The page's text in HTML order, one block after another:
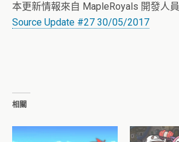
本更新情報來自 MapleRoyals 開發人員
Source Update #27 30/05/2017
相關